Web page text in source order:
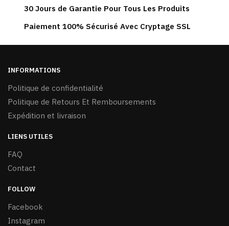
peuvent
choisies
sur
produit
30 Jours de Garantie Pour Tous Les Produits
Paiement 100% Sécurisé Avec Cryptage SSL
INFORMATIONS
Politique de confidentialité
Politique de Retours Et Remboursements
Expédition et livraison
LIENS UTILES
FAQ
Contact
FOLLOW
Facebook
Instagram